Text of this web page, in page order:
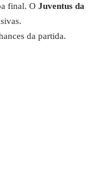
final. O Juventus da
da partida.